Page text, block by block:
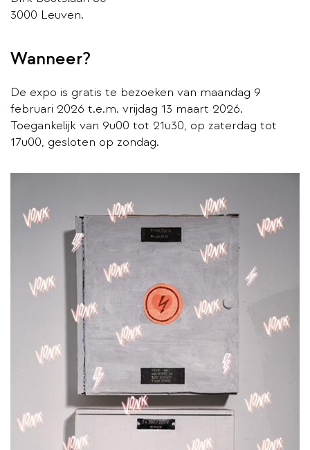
3000 Leuven.
Wanneer?
De expo is gratis te bezoeken van maandag 9
februari 2026 t.e.m. vrijdag 13 maart 2026.
Toegankelijk van 9u00 tot 21u30, op zaterdag tot
17u00, gesloten op zondag.